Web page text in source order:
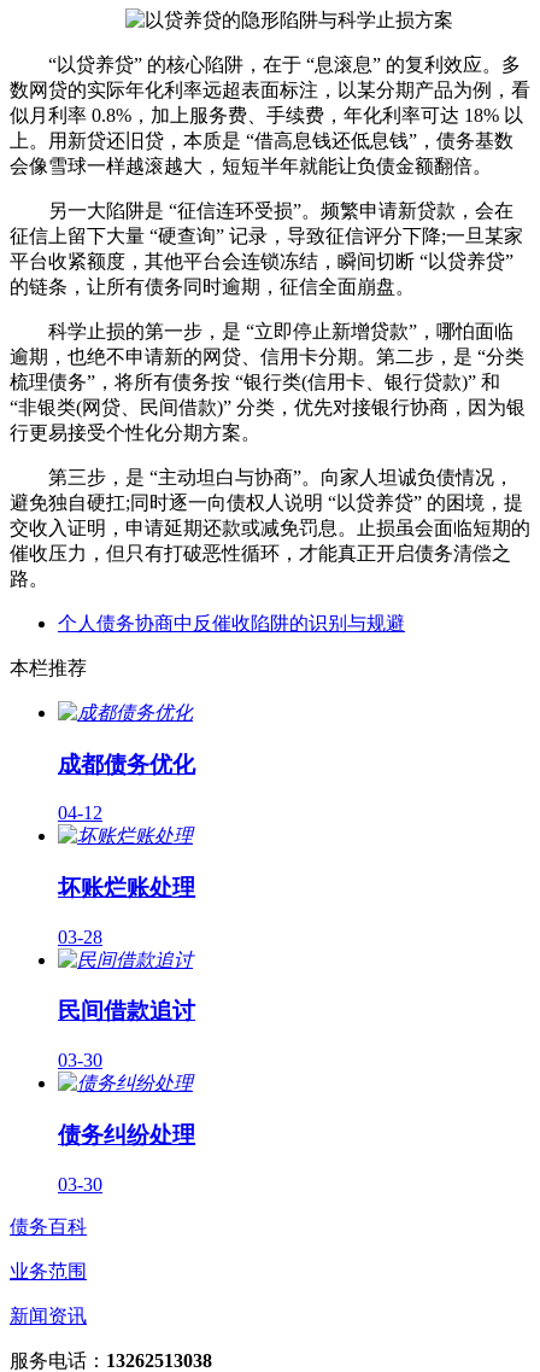
“以贷养贷” 的核心陷阱，在于 “息滚息” 的复利效应。多
数网贷的实际年化利率远超表面标注，以某分期产品为例，看
似月利率 0.8%，加上服务费、手续费，年化利率可达 18% 以
上。用新贷还旧贷，本质是 “借高息钱还低息钱”，债务基数
会像雪球一样越滚越大，短短半年就能让负债金额翻倍。
另一大陷阱是 “征信连环受损”。频繁申请新贷款，会在
征信上留下大量 “硬查询” 记录，导致征信评分下降;一旦某家
平台收紧额度，其他平台会连锁冻结，瞬间切断 “以贷养贷”
的链条，让所有债务同时逾期，征信全面崩盘。
科学止损的第一步，是 “立即停止新增贷款”，哪怕面临
逾期，也绝不申请新的网贷、信用卡分期。第二步，是 “分类
梳理债务”，将所有债务按 “银行类(信用卡、银行贷款)” 和
“非银类(网贷、民间借款)” 分类，优先对接银行协商，因为银
行更易接受个性化分期方案。
第三步，是 “主动坦白与协商”。向家人坦诚负债情况，
避免独自硬扛;同时逐一向债权人说明 “以贷养贷” 的困境，提
交收入证明，申请延期还款或减免罚息。止损虽会面临短期的
催收压力，但只有打破恶性循环，才能真正开启债务清偿之
路。
个人债务协商中反催收陷阱的识别与规避
本栏推荐
成都债务优化
04-12
坏账烂账处理
03-28
民间借款追讨
03-30
债务纠纷处理
03-30
债务百科
业务范围
新闻资讯
服务电话： 13262513038